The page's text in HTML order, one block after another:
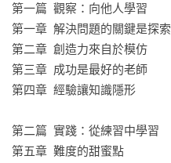
第一篇  觀察：向他人學習
第一章  解決問題的關鍵是探索
第二章  創造力來自於模仿
第三章  成功是最好的老師
第四章  經驗讓知識隱形
第二篇  實踐：從練習中學習
第五章  難度的甜蜜點